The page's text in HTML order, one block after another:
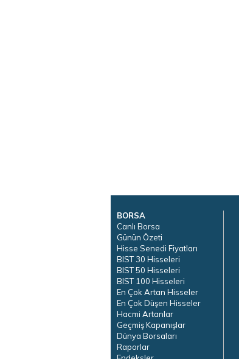
BORSA
Canlı Borsa
Günün Özeti
Hisse Senedi Fiyatları
BIST 30 Hisseleri
BIST 50 Hisseleri
BIST 100 Hisseleri
En Çok Artan Hisseler
En Çok Düşen Hisseler
Hacmi Artanlar
Geçmiş Kapanışlar
Dünya Borsaları
Raporlar